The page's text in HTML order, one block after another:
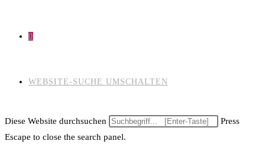
0
WEBSITE-SUCHE UMSCHALTEN
Diese Website durchsuchen
Press
Escape to close the search panel.